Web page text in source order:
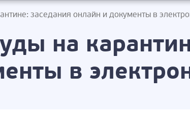
заседания онлайн и документы в
на
в